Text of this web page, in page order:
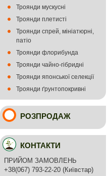
Троянди мускусні
Троянди плетисті
Троянди спрей, мініатюрні,
патіо
Троянди флорибунда
Троянди чайно-гібридні
Троянди японської селекції
Троянди ґрунтопокривні
РОЗПРОДАЖ
КОНТАКТИ
ПРИЙОМ ЗАМОВЛЕНЬ
+38(067) 793-22-20 (Київстар)